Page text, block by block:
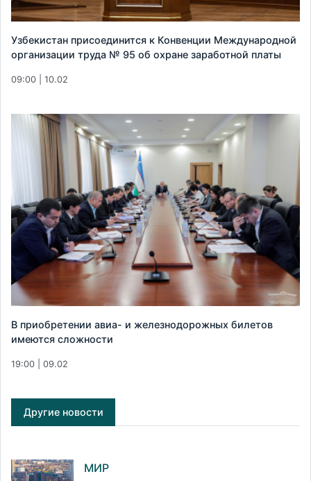
Узбекистан присоединится к Конвенции Международной
организации труда № 95 об охране заработной платы
09:00 | 10.02
В приобретении авиа- и железнодорожных билетов
имеются сложности
19:00 | 09.02
Другие новости
МИР